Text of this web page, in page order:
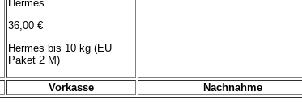
Vorkasse Nachnahme
Hermes
36,00 €
Hermes bis 10 kg (EU
Paket 2 M)